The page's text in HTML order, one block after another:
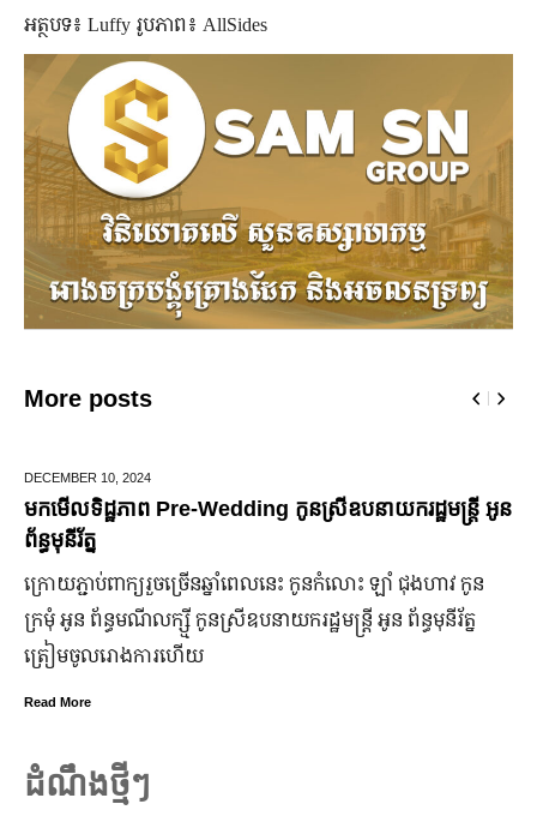
អត្ថបទ៖ Luffy រូបភាព៖ AllSides
More posts
DECEMBER 10, 2024
មកមើលទិដ្ឋភាព Pre-Wedding កូនស្រីឧបនាយករដ្ឋមន្រ្តី អូន
ព័ន្ធមុនីរ័ត្ន
ក្រោយ​ភ្ជាប់​ពាក្យ​រួច​ច្រើន​ឆ្នាំ​ពេលនេះ កូនកំលោះ ឡាំ ជុងហាវ កូន
ក្រមុំ អូន ព័ន្ធមណីលក្ស្មី កូនស្រី​ឧបនាយករដ្ឋមន្ត្រី អូន ព័ន្ធមុនីរ័ត្ន
ត្រៀម​ចូល​រោងការ​ហើយ
Read More
ដំណឹងថ្មីៗ